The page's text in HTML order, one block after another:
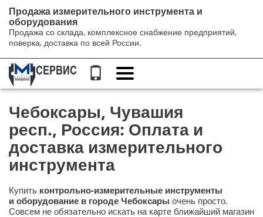
Продажа измерительного инструмента и
оборудования
Продажа со склада, комплексное снабжение предприятий,
поверка, доставка по всей России.
Переключение
навигации
Чебоксары, Чувашия
респ., Россия: Оплата и
доставка измерительного
инструмента
Купить контрольно-измерительные инструменты
и оборудование в городе Чебоксары очень просто.
Совсем не обязательно искать на карте ближайший магазин